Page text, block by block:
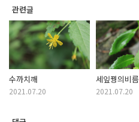
관련글
수까치깨
2021.07.20
세잎꿩의비름
2021.07.20